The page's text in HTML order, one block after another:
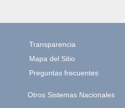
Transparencia
Mapa del Sitio
Preguntas frecuentes
Otros Sistemas Nacionales